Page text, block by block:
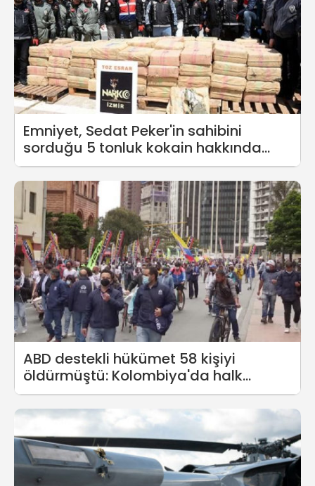
Emniyet, Sedat Peker'in sahibini
sorduğu 5 tonluk kokain hakkında
açıklama yaptı
ABD destekli hükümet 58 kişiyi
öldürmüştü: Kolombiya'da halk
yeniden sokaklara indi